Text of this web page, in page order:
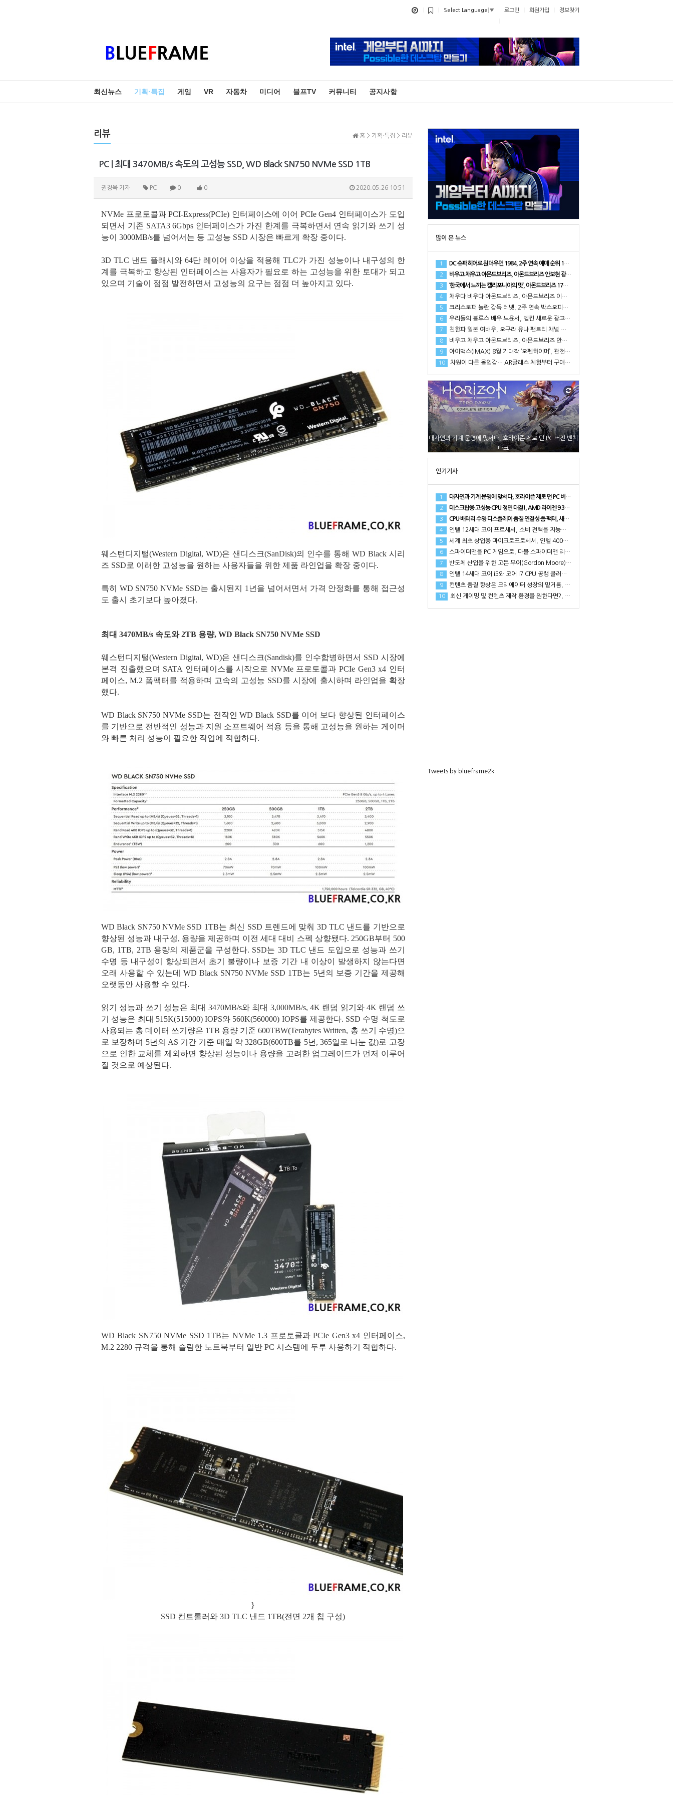
Select Language ▼ 로그인 회원가입 정보찾기
최신뉴스 기획·특집 게임 VR 자동차 미디어 블프TV 커뮤니티 공지사항
홈 > 기획·특집 > 리뷰
리뷰
PC | 최대 3470MB/s 속도의 고성능 SSD, WD Black SN750 NVMe SSD 1TB
권경욱 기자 PC 0 0 2020.05.26 10:51
NVMe 프로토콜과 PCI-Express(PCIe) 인터페이스에 이어 PCIe Gen4 인터페이스가 도입
되면서 기존 SATA3 6Gbps 인터페이스가 가진 한계를 극복하면서 연속 읽기와 쓰기 성
능이 3000MB/s를 넘어서는 등 고성능 SSD 시장은 빠르게 확장 중이다.
3D TLC 낸드 플래시와 64단 레이어 이상을 적용해 TLC가 가진 성능이나 내구성의 한
계를 극복하고 향상된 인터페이스는 사용자가 필요로 하는 고성능을 위한 토대가 되고
있으며 기술이 점점 발전하면서 고성능의 요구는 점점 더 높아지고 있다.
웨스턴디지털(Western Digital, WD)은 샌디스크(SanDisk)의 인수를 통해 WD Black 시리
즈 SSD로 이러한 고성능을 원하는 사용자들을 위한 제품 라인업을 확장 중이다.
특히 WD SN750 NVMe SSD는 출시된지 1년을 넘어서면서 가격 안정화를 통해 접근성
도 출시 초기보다 높아졌다.
최대 3470MB/s 속도와 2TB 용량, WD Black SN750 NVMe SSD
웨스턴디지털(Western Digital, WD)은 샌디스크(Sandisk)를 인수합병하면서 SSD 시장에
본격 진출했으며 SATA 인터페이스를 시작으로 NVMe 프로토콜과 PCIe Gen3 x4 인터
페이스, M.2 폼팩터를 적용하며 고속의 고성능 SSD를 시장에 출시하며 라인업을 확장
했다.
WD Black SN750 NVMe SSD는 전작인 WD Black SSD를 이어 보다 향상된 인터페이스
를 기반으로 전반적인 성능과 지원 소프트웨어 적용 등을 통해 고성능을 원하는 게이머
와 빠른 처리 성능이 필요한 작업에 적합하다.
WD Black SN750 NVMe SSD 1TB는 최신 SSD 트렌드에 맞춰 3D TLC 낸드를 기반으로
향상된 성능과 내구성, 용량을 제공하며 이전 세대 대비 스펙 상향됐다. 250GB부터 500
GB, 1TB, 2TB 용량의 제품군을 구성한다. SSD는 3D TLC 낸드 도입으로 성능과 쓰기
수명 등 내구성이 향상되면서 초기 불량이나 보증 기간 내 이상이 발생하지 않는다면
오래 사용할 수 있는데 WD Black SN750 NVMe SSD 1TB는 5년의 보증 기간을 제공해
오랫동안 사용할 수 있다.
읽기 성능과 쓰기 성능은 최대 3470MB/s와 최대 3,000MB/s, 4K 랜덤 읽기와 4K 랜덤 쓰
기 성능은 최대 515K(515000) IOPS와 560K(560000) IOPS를 제공한다. SSD 수명 척도로
사용되는 총 데이터 쓰기량은 1TB 용량 기준 600TBW(Terabytes Written, 총 쓰기 수명)으
로 보장하며 5년의 AS 기간 기준 매일 약 328GB(600TB를 5년, 365일로 나눈 값)로 고장
으로 인한 교체를 제외하면 향상된 성능이나 용량을 고려한 업그레이드가 먼저 이루어
질 것으로 예상된다.
WD Black SN750 NVMe SSD 1TB는 NVMe 1.3 프로토콜과 PCIe Gen3 x4 인터페이스,
M.2 2280 규격을 통해 슬림한 노트북부터 일반 PC 시스템에 두루 사용하기 적합하다.
}
SSD 컨트롤러와 3D TLC 낸드 1TB(전면 2개 칩 구성)
많이 본 뉴스
1 DC 슈퍼히어로 원더우먼 1984, 2주 연속 예매 순위 1위로 34만 관객 동원
2 비우고·채우고·아몬드브리즈, 아몬드브리즈 안보현 광고 메이킹 필름 공개
3 ‘한국에서 느끼는 캘리포니아의 맛’, 아몬드브리즈 17일 라치카 가비와 함께 라이브방송 진행
4 채우다 비우다 아몬드브리즈, 아몬드브리즈 이다희와 함께한 광고 메이킹 필름 공개
5 크리스토퍼 놀란 감독 테넷, 2주 연속 박스오피스 1위로 100만 관객 돌파
6 우리들의 블루스 배우 노윤서, 벨킨 새로운 광고 모델로 선정
7 친한파 일본 여배우, 오구라 유나 팬트리 채널 공식 오픈
8 비우고 채우고 아몬드브리즈, 아몬드브리즈 안보현과 함께한 2021 광고 영상 공개
9 아이맥스(IMAX) 8월 기대작 ‘오펜하이머’, 관전 포인트3 공개
10 차원이 다른 몰입감… AR글래스 체험부터 구매까지 한번에, 엑스리얼 현대백화점 중동점 팝업스토어 오픈
대자연과 기계 문명에 맞서다, 호라이즌 제로 던 PC 버전 벤치
마크
인기기사
1 대자연과 기계 문명에 맞서다, 호라이즌 제로 던 PC 버전 벤치마크
2 데스크탑용 고성능 CPU 정면 대결!, AMD 라이젠 9 3900XT vs 인텔 코어 i9 10900K
3 CPU·배터리 수명·디스플레이 품질·연결성·폼 팩터, 새로운 노트북 구매 시 고려해야 할 5가지 요소
4 인텔 12세대 코어 프로세서, 소비 전력을 지능적으로 활용하는 방법
5 세계 최초 상업용 마이크로프로세서, 인텔 4004 출시 50주년
6 스파이더맨을 PC 게임으로, 마블 스파이더맨 리마스터 PC 버전 벤치마크
7 반도체 산업을 위한 고든 무어(Gordon Moore)의 황금률, 무어의 법칙의 과거와 현재 그리고 미래
8 인텔 14세대 코어 i5와 코어 i7 CPU 공랭 쿨러로, 온도와 성능 잡는 효율적인 PC 구성은?
9 컨텐츠 품질 향상은 크리에이터 성장의 밑거름, 인텔 14세대 코어 프로세서 크리에이터 PC
10 최신 게이밍 및 컨텐츠 제작 환경을 원한다면?, 인텔 14세대 코어 i7 시리즈
Tweets by blueframe2k